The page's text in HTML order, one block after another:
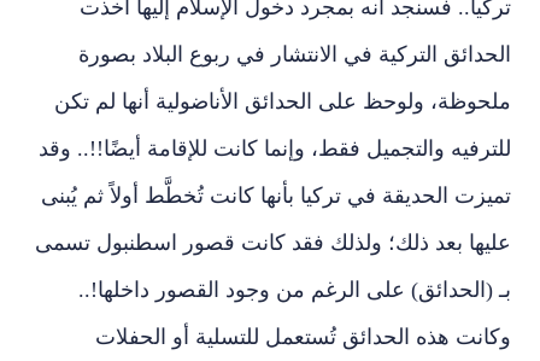
تركيا.. فسنجد أنه بمجرد دخول الإسلام إليها أخذت
الحدائق التركية في الانتشار في ربوع البلاد بصورة
ملحوظة، ولوحظ على الحدائق الأناضولية أنها لم تكن
للترفيه والتجميل فقط، وإنما كانت للإقامة أيضًا!!.. وقد
تميزت الحديقة في تركيا بأنها كانت تُخطَّط أولاً ثم يُبنى
عليها بعد ذلك؛ ولذلك فقد كانت قصور اسطنبول تسمى
بـ (الحدائق) على الرغم من وجود القصور داخلها!..
وكانت هذه الحدائق تُستعمل للتسلية أو الحفلات